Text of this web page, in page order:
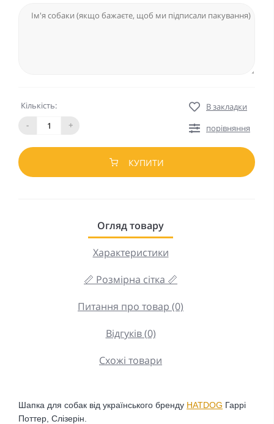
Кількість:
-
+
В закладки
порівняння
КУПИТИ
Огляд товару
Характеристики
📏 Розмірна сітка 📏
Питання про товар (0)
Відгуків (0)
Схожі товари
Шапка для собак від українського бренду HATDOG Гаррі
Поттер, Слізерін.